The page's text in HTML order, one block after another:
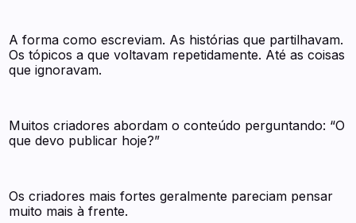
A forma como escreviam. As histórias que partilhavam.
Os tópicos a que voltavam repetidamente. Até as coisas
que ignoravam.
Muitos criadores abordam o conteúdo perguntando: “O
que devo publicar hoje?”
Os criadores mais fortes geralmente pareciam pensar
muito mais à frente.